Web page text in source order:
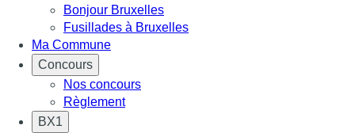
Bonjour Bruxelles
Fusillades à Bruxelles
Ma Commune
Concours
Nos concours
Règlement
BX1